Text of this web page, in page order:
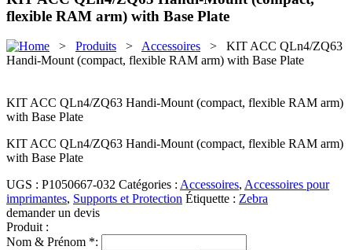
flexible RAM arm) with Base Plate
> Produits > Accessoires > KIT ACC QLn4/ZQ63
Handi-Mount (compact, flexible RAM arm) with Base Plate
KIT ACC QLn4/ZQ63 Handi-Mount (compact, flexible RAM arm)
with Base Plate
KIT ACC QLn4/ZQ63 Handi-Mount (compact, flexible RAM arm)
with Base Plate
UGS : P1050667-032 Catégories : Accessoires, Accessoires pour
imprimantes, Supports et Protection Étiquette : Zebra
demander un devis
Produit :
Nom & Prénom *: